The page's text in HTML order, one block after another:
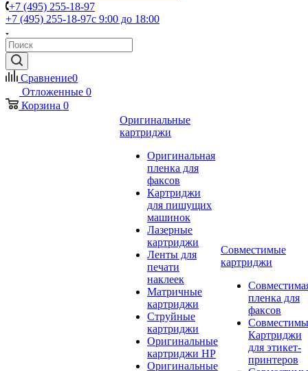
+7 (495) 255-18-97
+7 (495) 255-18-97с 9:00 до 18:00
Сравнение0
Отложенные 0
Корзина 0
Оригинальные
картриджи
Оригинальная
пленка для
факсов
Картриджи
для пишущих
машинок
Лазерные
картриджи
Ленты для
печати
наклеек
Матричные
картриджи
Струйные
картриджи
Оригинальные
картриджи HP
Оригинальные
Совместимые
картриджи
пленка для
факсов
Картриджи
для этикет-
принтеров